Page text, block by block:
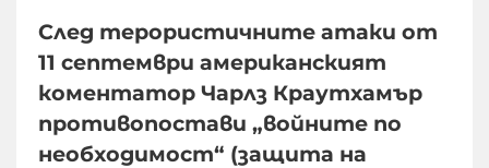
След терористичните атаки от
11 септември американският
коментатор Чарлз Краутхамър
противопостави „войните по
необходимост“ (защита на